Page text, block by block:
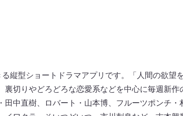
縦型ショートドラマアプリです。「人間の欲望
切りやどろどろな恋愛系などを中心に毎週新作
中直樹、ロバート・山本博、フルーツポンチ・